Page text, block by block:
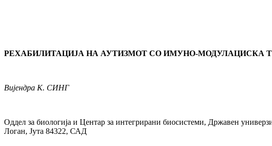
РЕХАБИЛИТАЦИЈА НА АУТИЗМОТ СО ИМУНО-МОДУЛАЦИСКА
Вијендра К. СИНГ
Оддел за биологија и Центар за интегрирани биосистеми, Државен
Логан, Јута 84322, САД